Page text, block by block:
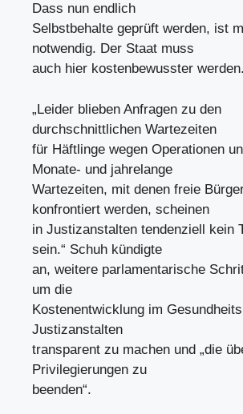
Dass nun endlich
Selbstbehalte geprüft werden, ist
notwendig. Der Staat muss
auch hier kostenbewusster
„Leider blieben Anfragen zu den
durchschnittlichen Wartezeiten
für Häftlinge wegen Operationen
Monate- und jahrelange
Wartezeiten, mit denen freie
konfrontiert werden, scheinen
in Justizanstalten tendenziell kein
sein.“ Schuh kündigte
an, weitere parlamentarische
um die
Kostenentwicklung im
Justizanstalten
transparent zu machen und „die
Privilegierungen zu
beenden“.